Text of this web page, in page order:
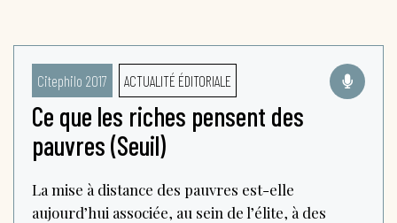
Citephilo 2017 ACTUALITÉ ÉDITORIALE
Ce que les riches pensent des
pauvres (Seuil)
La mise à distance des pauvres est-elle
aujourd’hui associée, au sein de l’élite, à des